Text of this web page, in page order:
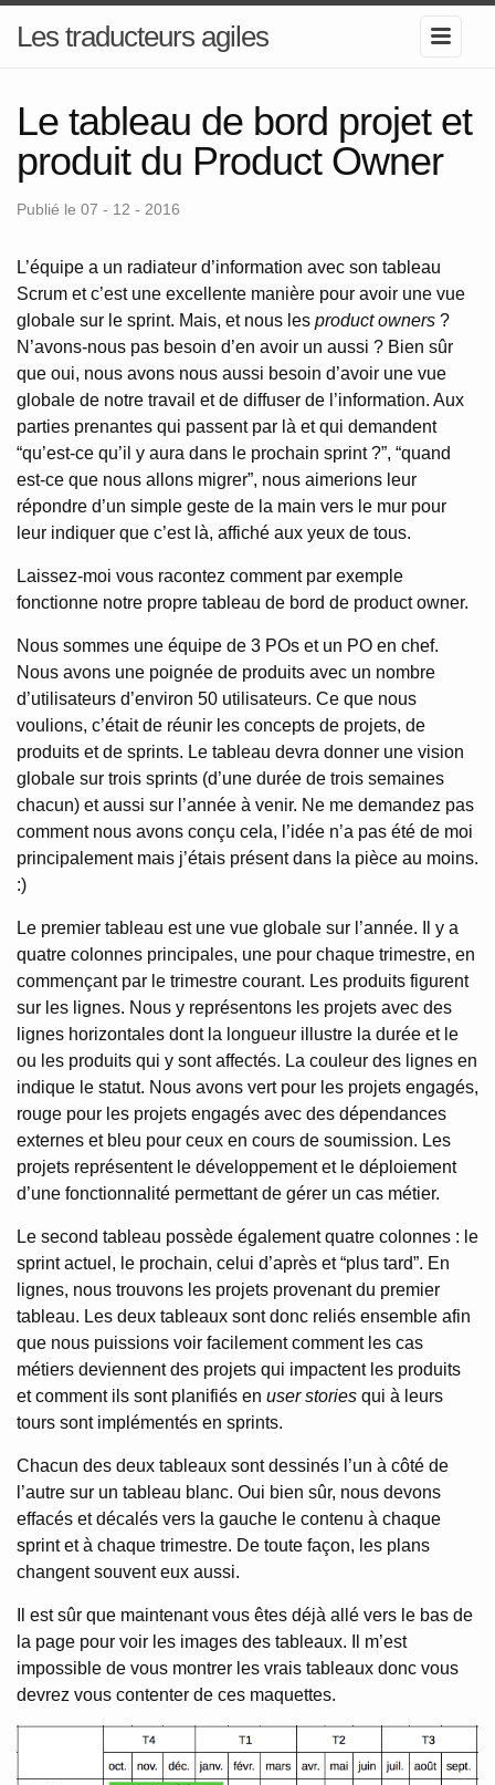
Les traducteurs agiles
Le tableau de bord projet et
produit du Product Owner
Publié le 07 - 12 - 2016
L’équipe a un radiateur d’information avec son tableau
Scrum et c’est une excellente manière pour avoir une vue
globale sur le sprint. Mais, et nous les product owners ?
N’avons-nous pas besoin d’en avoir un aussi ? Bien sûr
que oui, nous avons nous aussi besoin d’avoir une vue
globale de notre travail et de diffuser de l’information. Aux
parties prenantes qui passent par là et qui demandent
“qu’est-ce qu’il y aura dans le prochain sprint ?”, “quand
est-ce que nous allons migrer”, nous aimerions leur
répondre d’un simple geste de la main vers le mur pour
leur indiquer que c’est là, affiché aux yeux de tous.
Laissez-moi vous racontez comment par exemple
fonctionne notre propre tableau de bord de product owner.
Nous sommes une équipe de 3 POs et un PO en chef.
Nous avons une poignée de produits avec un nombre
d’utilisateurs d’environ 50 utilisateurs. Ce que nous
voulions, c’était de réunir les concepts de projets, de
produits et de sprints. Le tableau devra donner une vision
globale sur trois sprints (d’une durée de trois semaines
chacun) et aussi sur l’année à venir. Ne me demandez pas
comment nous avons conçu cela, l’idée n’a pas été de moi
principalement mais j’étais présent dans la pièce au moins.
:)
Le premier tableau est une vue globale sur l’année. Il y a
quatre colonnes principales, une pour chaque trimestre, en
commençant par le trimestre courant. Les produits figurent
sur les lignes. Nous y représentons les projets avec des
lignes horizontales dont la longueur illustre la durée et le
ou les produits qui y sont affectés. La couleur des lignes en
indique le statut. Nous avons vert pour les projets engagés,
rouge pour les projets engagés avec des dépendances
externes et bleu pour ceux en cours de soumission. Les
projets représentent le développement et le déploiement
d’une fonctionnalité permettant de gérer un cas métier.
Le second tableau possède également quatre colonnes : le
sprint actuel, le prochain, celui d’après et “plus tard”. En
lignes, nous trouvons les projets provenant du premier
tableau. Les deux tableaux sont donc reliés ensemble afin
que nous puissions voir facilement comment les cas
métiers deviennent des projets qui impactent les produits
et comment ils sont planifiés en user stories qui à leurs
tours sont implémentés en sprints.
Chacun des deux tableaux sont dessinés l’un à côté de
l’autre sur un tableau blanc. Oui bien sûr, nous devons
effacés et décalés vers la gauche le contenu à chaque
sprint et à chaque trimestre. De toute façon, les plans
changent souvent eux aussi.
Il est sûr que maintenant vous êtes déjà allé vers le bas de
la page pour voir les images des tableaux. Il m’est
impossible de vous montrer les vrais tableaux donc vous
devrez vous contenter de ces maquettes.